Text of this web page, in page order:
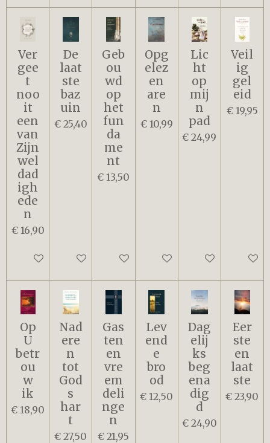
Ver
gee
t
noo
it
een
van
Zijn
wel
dad
igh
ede
n
€ 16,90
In winkelwagen
De
laat
ste
baz
uin
€ 25,40
In winkelwagen
Geb
ou
wd
op
het
fun
da
me
nt
€ 13,50
In winkelwagen
Opg
elez
en
are
n
€ 10,99
In winkelwagen
Lic
ht
op
mij
n
pad
€ 24,99
In winkelwagen
Veil
ig
gel
eid
€ 19,95
In
Op
U
betr
ou
w
ik
€ 18,90
Nad
ere
n
tot
God
s
har
t
€ 27,50
Gas
ten
en
vre
em
deli
nge
n
€ 21,95
Lev
end
e
bro
od
€ 12,50
Dag
elij
ks
beg
ena
dig
d
€ 24,90
Eer
ste
en
laat
ste
€ 23,90